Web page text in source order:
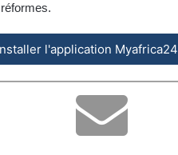
l'application Myafrica24